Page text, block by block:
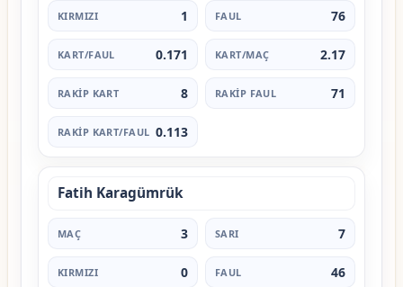
1 76
0.171 2.17
8 71
0.113
Fatih Karagümrük
3 7
0 46